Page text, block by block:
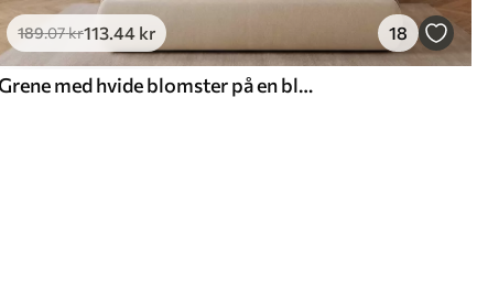
189.07kr113.44 kr 18
Grene med hvide blomster på en blød beige baggrund